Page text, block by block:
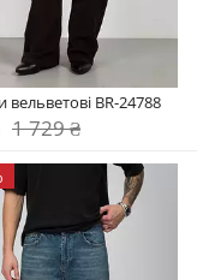
BR-24788
1 729 ₴